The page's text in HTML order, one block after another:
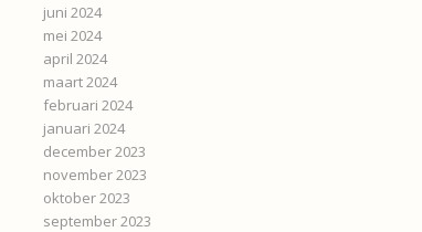
juni 2024
mei 2024
april 2024
maart 2024
februari 2024
januari 2024
december 2023
november 2023
oktober 2023
september 2023